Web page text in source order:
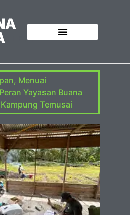
Menuai
Yayasan Buana
Temusai